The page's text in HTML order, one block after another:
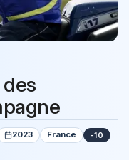
2023 France -10